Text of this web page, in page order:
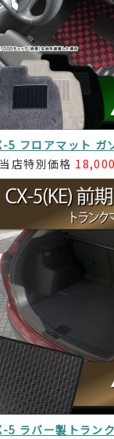
5 フロアマット ガ
特別価格
5 ラバー製トラン